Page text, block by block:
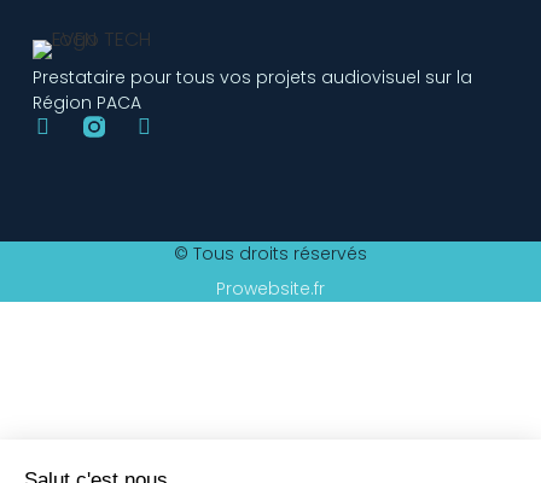
Prestataire pour tous vos projets audiovisuel sur la
Région PACA
© Tous droits réservés
Prowebsite.fr